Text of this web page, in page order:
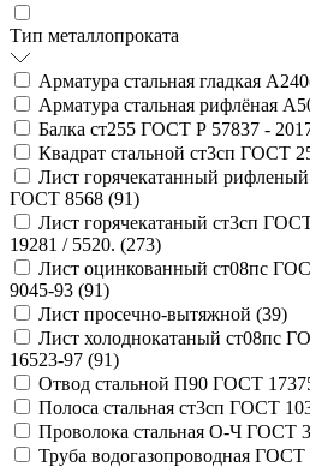
Тип металлопроката
Арматура стальная гладкая
Арматура стальная рифлёная
Балка ст255 ГОСТ Р 57837 -
Квадрат стальной ст3сп ГОСТ
Лист горячекатанный
ГОСТ 8568 (91)
Лист горячекатаный ст3сп
19281 / 5520. (273)
Лист оцинкованный ст08пс
9045-93 (91)
Лист просечно-вытяжной (39)
Лист холоднокатаный ст08пс
16523-97 (91)
Отвод стальной П90 ГОСТ
Полоса стальная ст3сп ГОСТ
Проволока стальная О-Ч ГОСТ
Труба водогазопроводная ГОСТ